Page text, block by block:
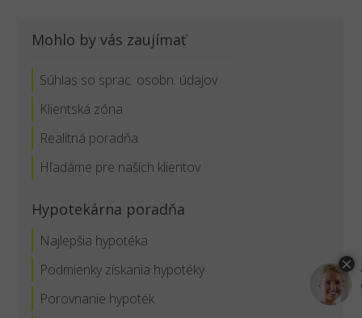
Mohlo by vás zaujímať
Súhlas so sprac. osobn. údajov
Klientská zóna
Realitná poradňa
Hľadáme pre naších klientov
Hypotekárna poradňa
Najlepšia hypotéka
Podmienky získania hypotéky
Porovnanie hypoték